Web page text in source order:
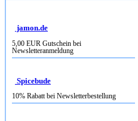
jamon.de
5,00 EUR Gutschein bei
Newsletteranmeldung
Spicebude
10% Rabatt bei Newsletterbestellung